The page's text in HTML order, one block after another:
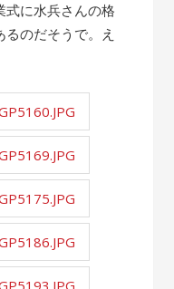
式に水兵さんの格
のだそうで。え